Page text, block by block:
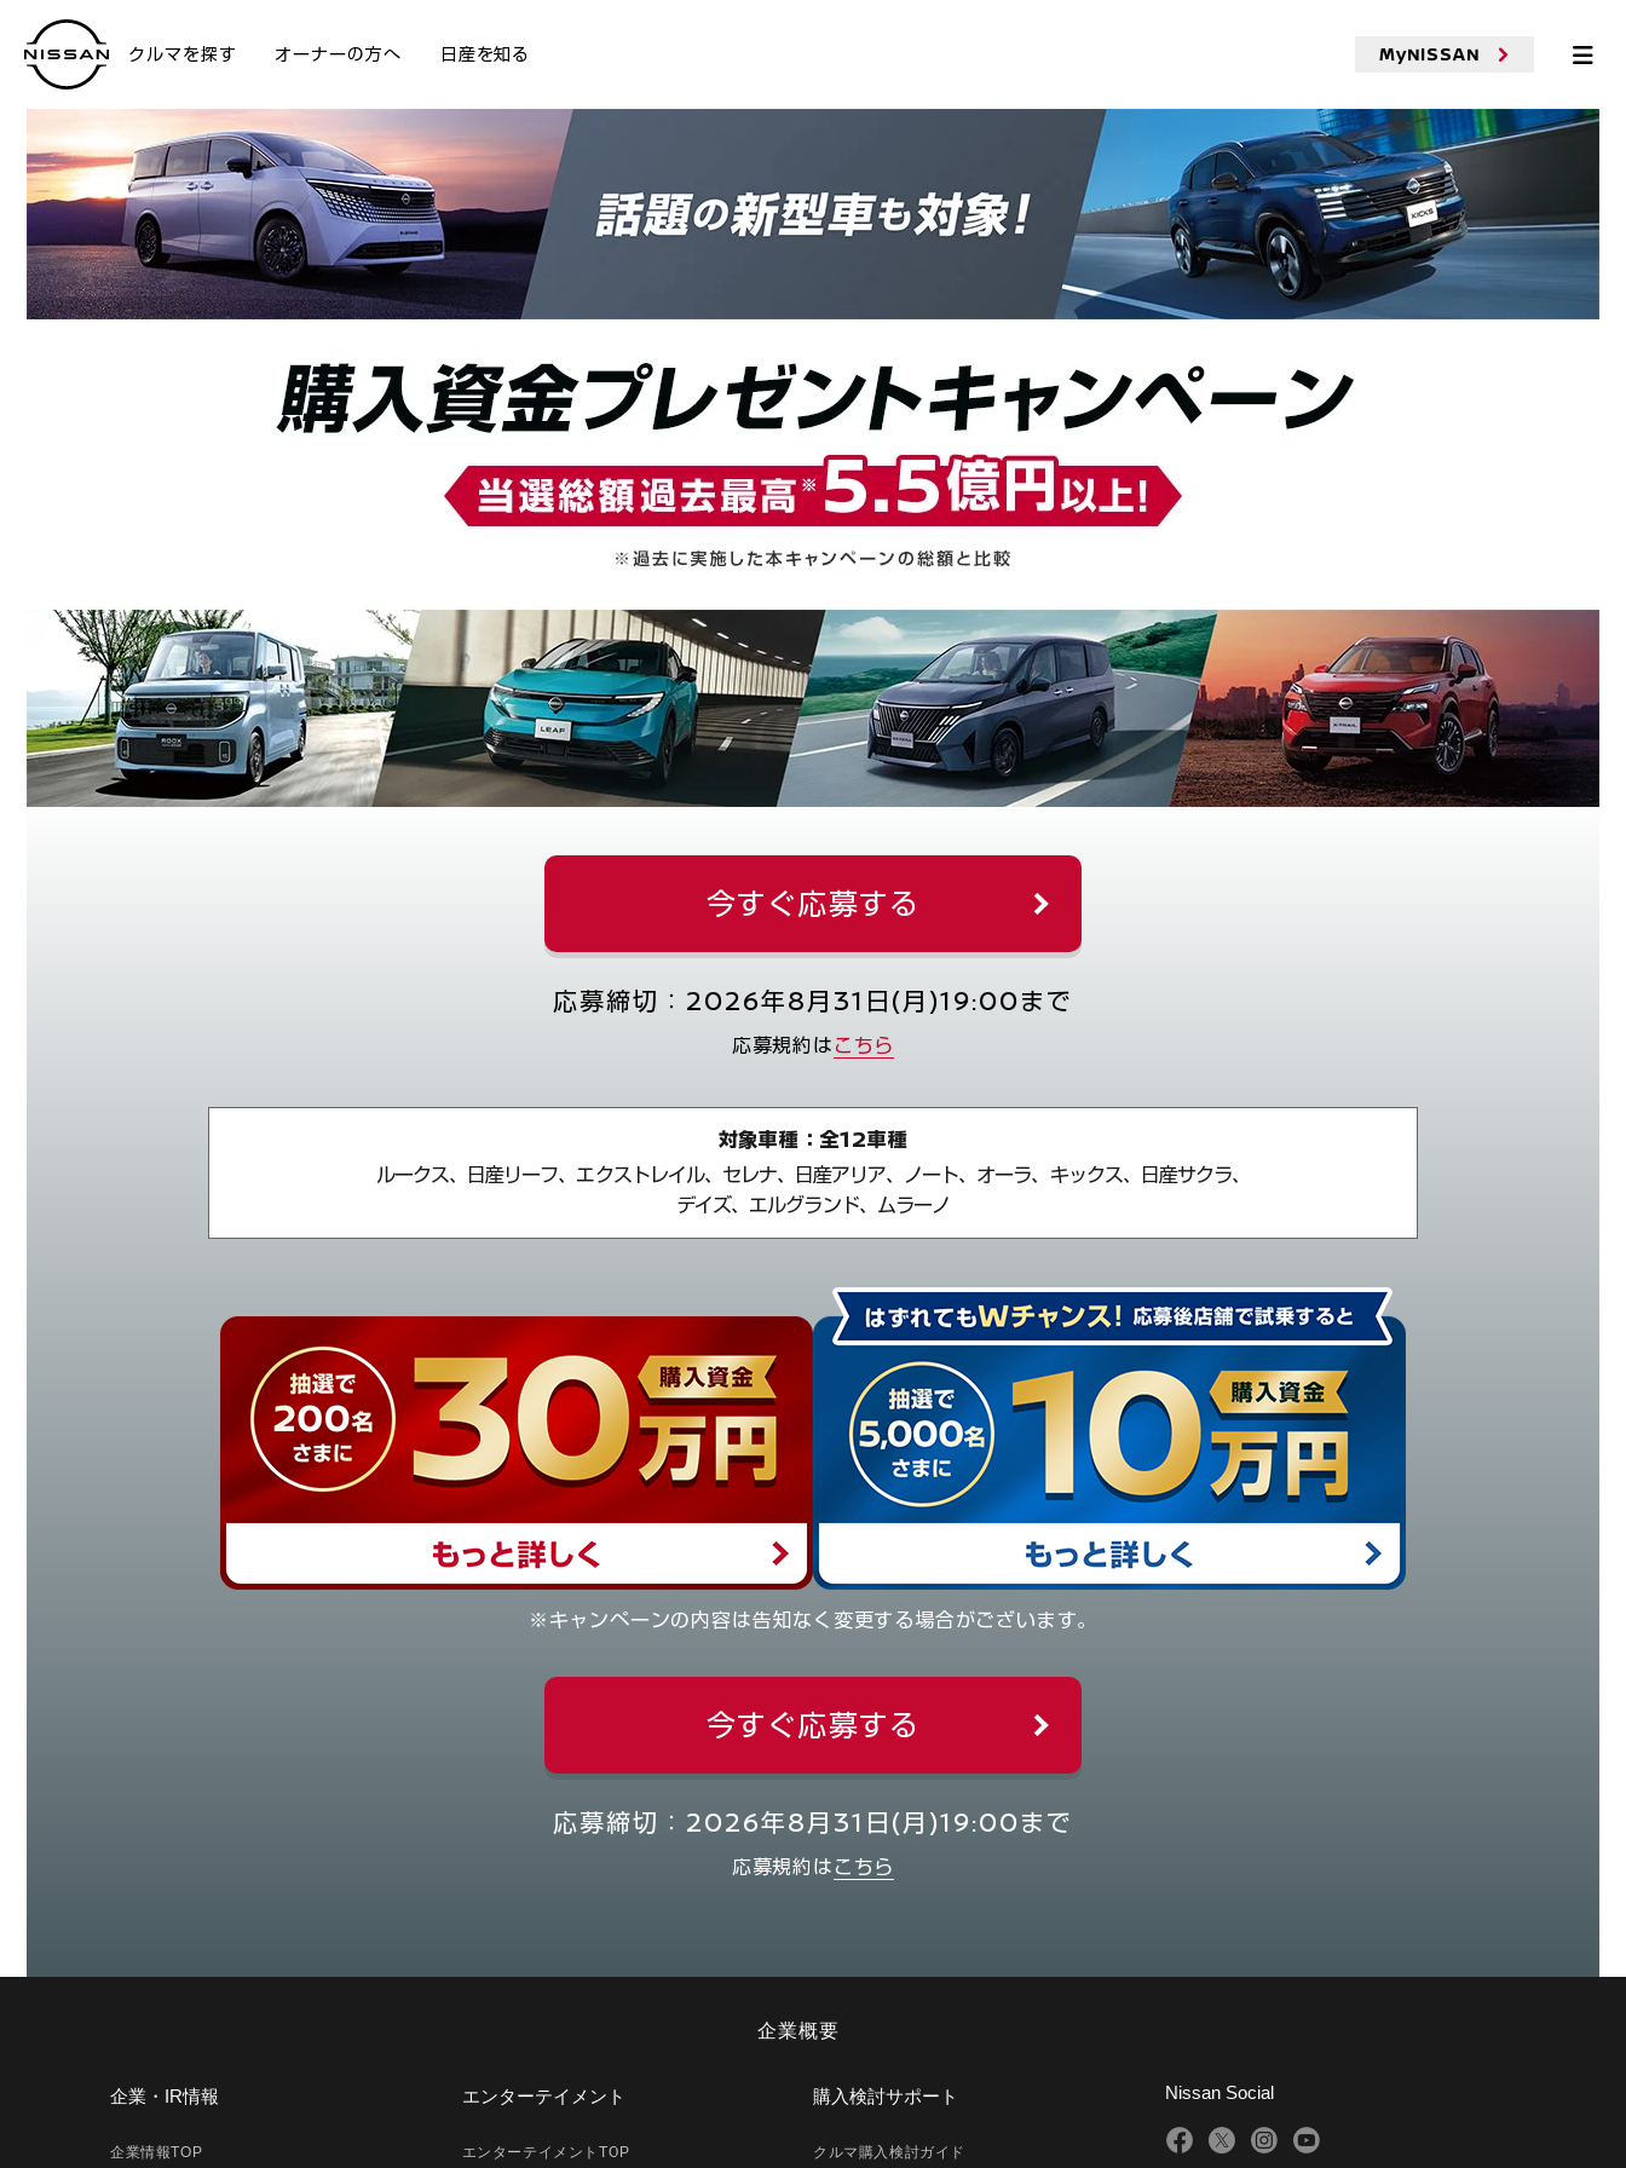
クルマを探す オーナーの方へ 日産を知る MyNISSAN
今すぐ応募する
応募締切：2026年8月31日(月)19:00まで
応募規約は こちら
対象車種：全12車種
ルークス、日産リーフ、エクストレイル、セレナ、
日産アリア、ノート、オーラ、キックス、日産サクラ、
デイズ、エルグランド、ムラーノ
※キャンペーンの内容は告知なく変更する場合がございます。
今すぐ応募する
応募締切：2026年8月31日(月)19:00まで
応募規約は こちら
企業概要
企業・IR情報
企業情報TOP
エンターテイメント
エンターテイメントTOP
購入検討サポート
クルマ購入検討ガイド
Nissan Social